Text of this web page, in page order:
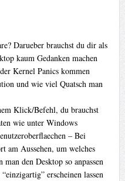
Darueber brauchst du dir als
kaum Gedanken machen
Kernel Panics kommen
und wie viel Quatsch man
Klick/Befehl, du brauchst
wie unter Windows
– Bei
am Aussehen, um welches
den Desktop so anpassen
erscheinen lassen